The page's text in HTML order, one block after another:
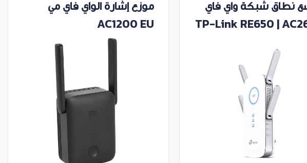
نطاق شبكة واي فاي
TP-Link RE650 |
موزع إشارة الواي فاي مي
AC1200 EU